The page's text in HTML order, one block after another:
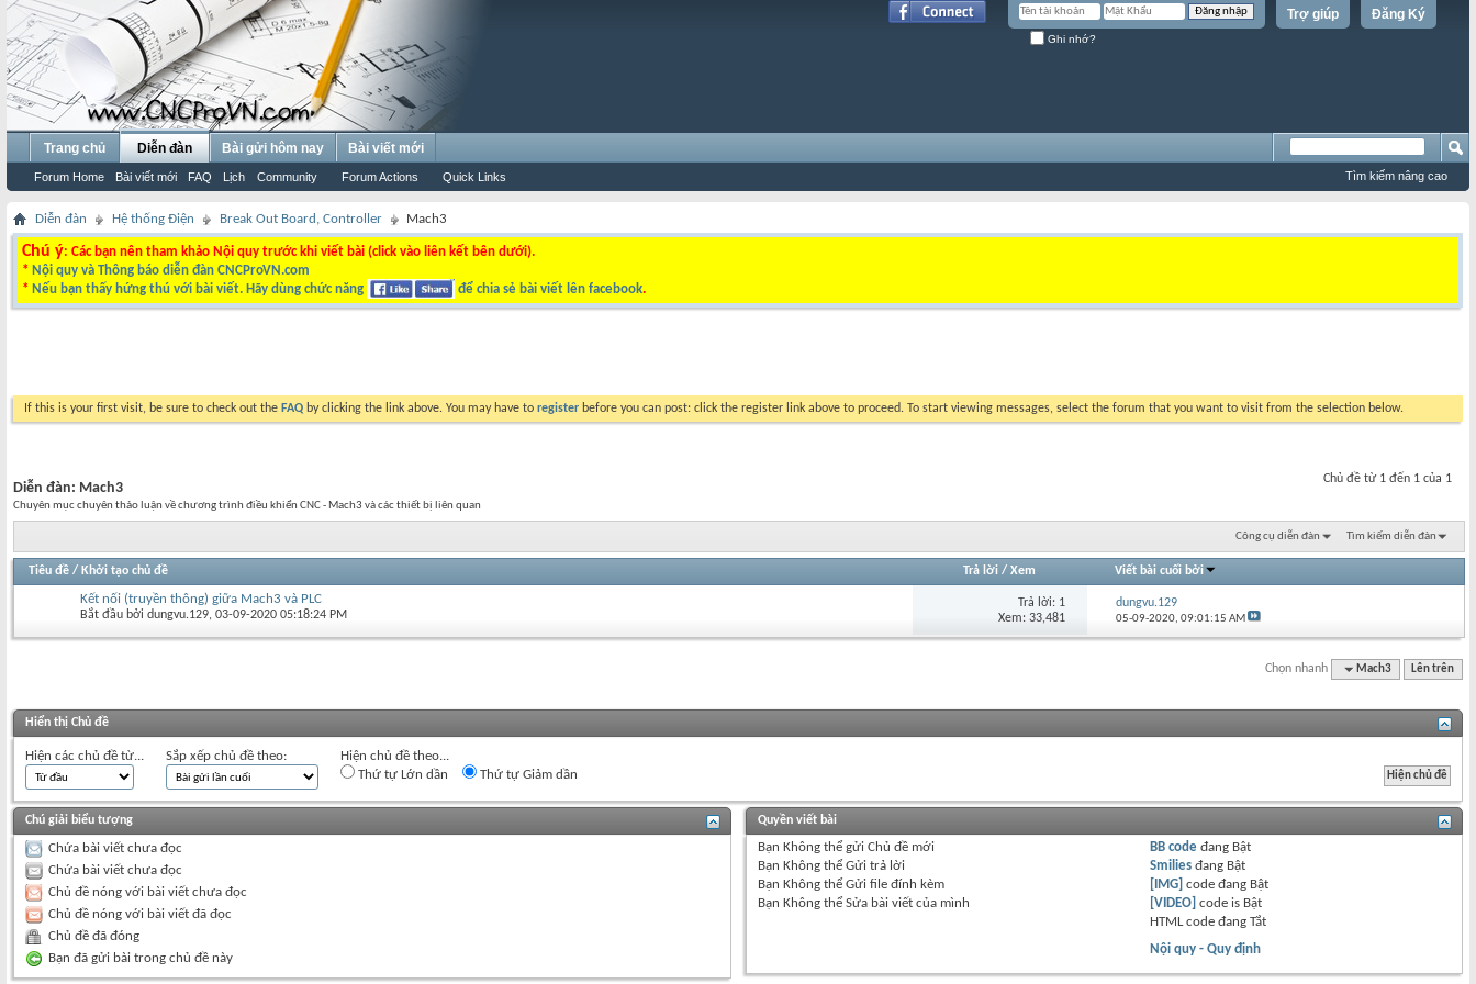
Đăng Ký
Trợ giúp
Ghi nhớ?
Trang chủ Diễn đàn
Forum Home Bài viết mới FAQ Lịch Community Forum Actions Quick Links
Bài gửi hôm nay Bài viết mới
Tìm kiếm nâng cao
Diễn đàn Hệ thống Điện Break Out Board, Controller Mach3
Chú ý: Các bạn nên tham khảo Nội quy trước khi viết bài (click vào liên kết bên dưới).
* Nội quy và Thông báo diễn đàn CNCProVN.com
* Nếu bạn thấy hứng thú với bài viết. Hãy dùng chức năng để chia sẻ bài viết lên facebook.
If this is your first visit, be sure to check out the FAQ by clicking the link above. You may have to register before you can post: click the register link above to proceed. To start viewing messages, select the forum that you want to visit from the selection below.
Chủ đề từ 1 đến 1 của 1
Diễn đàn: Mach3
Chuyên mục chuyên thảo luận về chương trình điều khiển CNC - Mach3 và các thiết bị liên quan
Công cụ diễn đàn Tìm kiếm diễn đàn
Tiêu đề / Khởi tạo chủ đề Trả lời/ Xem Viết bài cuối bởi
Kết nối (truyền thông) giữa Mach3 và PLC
Bắt đầu bởi dungvu.129‎, 03-09-2020 05:18:24 PM
Trả lời: 1
Xem: 33,481
dungvu.129
05-09-2020,09:01:15 AM
Chọn nhanh Mach3 Lên trên
Hiển thị Chủ đề
Hiện các chủ đề từ... Sắp xếp chủ đề theo:
Hiện chủ đề theo...
Thứ tự Lớn dần
Thứ tự Giảm dần
Chú giải biểu tượng
Chứa bài viết chưa đọc
Chứa bài viết chưa đọc
Chủ đề nóng với bài viết chưa đọc
Chủ đề nóng với bài viết đã đọc
Chủ đề đã đóng
Bạn đã gửi bài trong chủ đề này
Quyền viết bài
Bạn Không thểgửi Chủ đề mới
Bạn Không thểGửi trả lời
Bạn Không thểGửi file đính kèm
Bạn Không thểSửa bài viết của mình
BB code đang Bật
Smilies đang Bật
[IMG] code đang Bật
[VIDEO] code is Bật
HTML code đangTắt
Nội quy - Quy định